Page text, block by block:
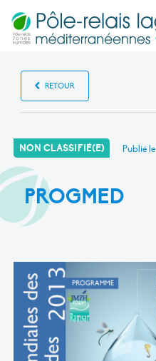
RETOUR
NON CLASSIFIÉ(E) Publié le
PROGMED